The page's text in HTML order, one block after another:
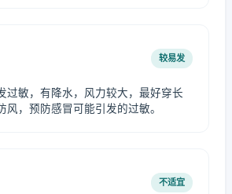
较易发
过敏，有降水，风力较大，最好穿长
风，预防感冒可能引发的过敏。
不适宜